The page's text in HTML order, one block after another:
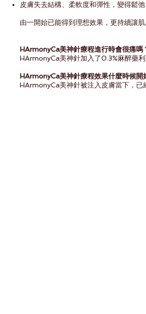
皮膚失去結構、柔軟度和彈性，變得鬆弛
由一開始已能得到理想效果，更持續讓
HArmonyCa美神針療程進行時會很痛嗎
HArmonyCa美神針加入了0.3%麻醉藥
HArmonyCa美神針療程效果什麼時候開
HArmonyCa美神針被注入皮膚當下，已